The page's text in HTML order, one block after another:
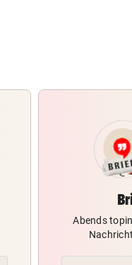
Abends